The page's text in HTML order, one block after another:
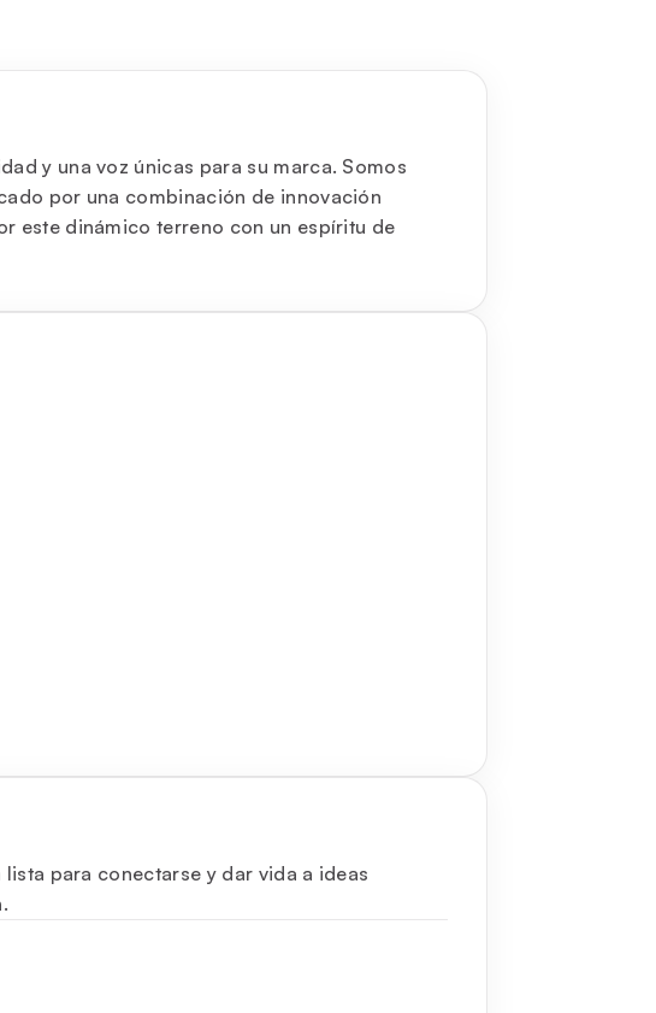
y una voz únicas para su marca. Somos
por una combinación de innovación
este dinámico terreno con un espíritu de
para conectarse y dar vida a ideas